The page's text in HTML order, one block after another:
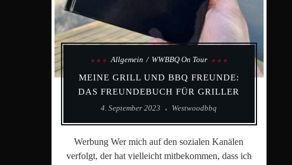
Allgemein WWBBQ On Tour
MEINE GRILL UND BBQ FREUNDE:
DAS FREUNDEBUCH FÜR GRILLER
4. September 2023 Westwoodbbq
Werbung Wer mich auf den sozialen Kanälen
verfolgt, der hat vielleicht mitbekommen, dass ich